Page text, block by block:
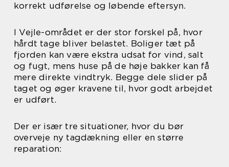
korrekt udførelse og løbende eftersyn.
I Vejle-området er der stor forskel på, hvor
hårdt tage bliver belastet. Boliger tæt på
fjorden kan være ekstra udsat for vind, salt
og fugt, mens huse på de høje bakker kan få
mere direkte vindtryk. Begge dele slider på
taget og øger kravene til, hvor godt arbejdet
er udført.
Der er især tre situationer, hvor du bør
overveje ny tagdækning eller en større
reparation: